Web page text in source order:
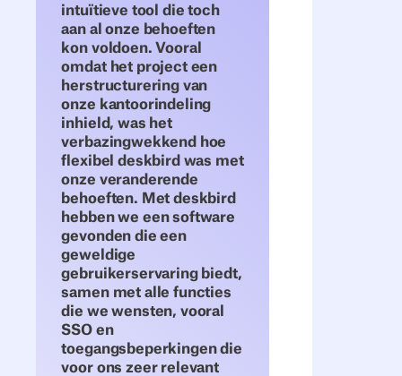
intuïtieve tool die toch
aan al onze behoeften
kon voldoen. Vooral
omdat het project een
herstructurering van
onze kantoorindeling
inhield, was het
verbazingwekkend hoe
flexibel deskbird was met
onze veranderende
behoeften. Met deskbird
hebben we een software
gevonden die een
geweldige
gebruikerservaring biedt,
samen met alle functies
die we wensten, vooral
SSO en
toegangsbeperkingen die
voor ons zeer relevant